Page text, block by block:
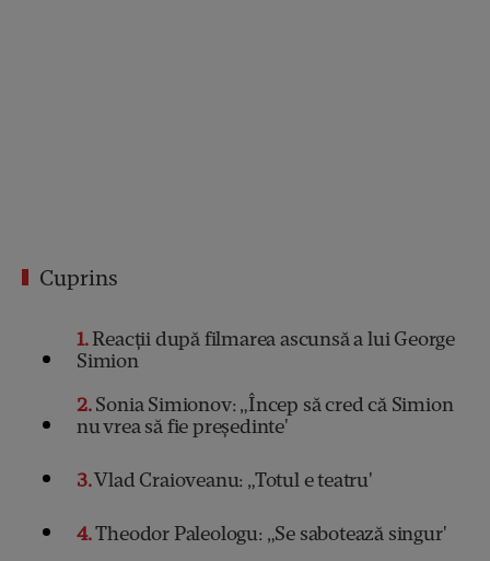
Cuprins
1Reacții după filmarea ascunsă a lui George
Simion
2Sonia Simionov: „Încep să cred că Simion
nu vrea să fie președinte'
3Vlad Craioveanu: „Totul e teatru'
4Theodor Paleologu: „Se sabotează singur'